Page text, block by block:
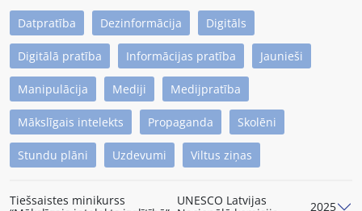
Datpratība Dezinformācija Digitāls
Digitālā pratība Informācijas pratība Jaunieši
Manipulācija Mediji Medijpratība
Mākslīgais intelekts Propaganda Skolēni
Stundu plāni Uzdevumi Viltus ziņas
Tiešsaistes minikurss
UNESCO Latvijas
2025